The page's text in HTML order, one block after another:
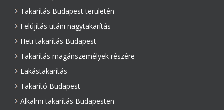
Takarítás Budapest területén
Felújítás utáni nagytakarítás
Heti takarítás Budapest
Takarítás magánszemélyek részére
Lakástakarítás
Takarító Budapest
Alkalmi takarítás Budapesten